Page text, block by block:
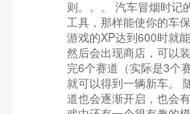
则。。。 汽车冒烟时记
工具，那样能使你的车
游戏的XP达到600时就
然后会出现商店，可以
完6个赛道（实际是3个
就可以得到一辆新车。
道也会逐渐开启，也会